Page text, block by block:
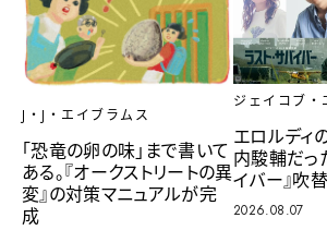
J・J・エイブラムス
「恐竜の卵の味」まで書いて
ある。『オークストリートの異
変』の対策マニュアルが完
成
ジェイコブ・
エロルディ
内駿輔だっ
イバー』吹
2026.08.07